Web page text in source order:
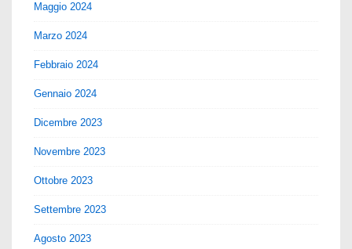
Maggio 2024
Marzo 2024
Febbraio 2024
Gennaio 2024
Dicembre 2023
Novembre 2023
Ottobre 2023
Settembre 2023
Agosto 2023